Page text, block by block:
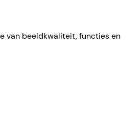
van beeldkwaliteit, functies en